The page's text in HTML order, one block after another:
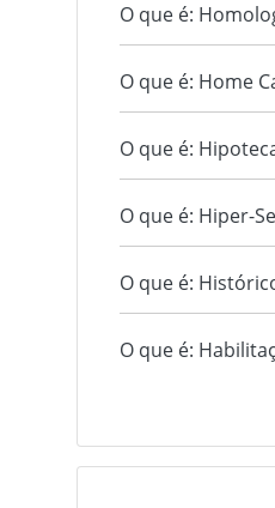
O que é:
O que é: Home
O que é:
O que é: Hiper-
O que é:
O que é: